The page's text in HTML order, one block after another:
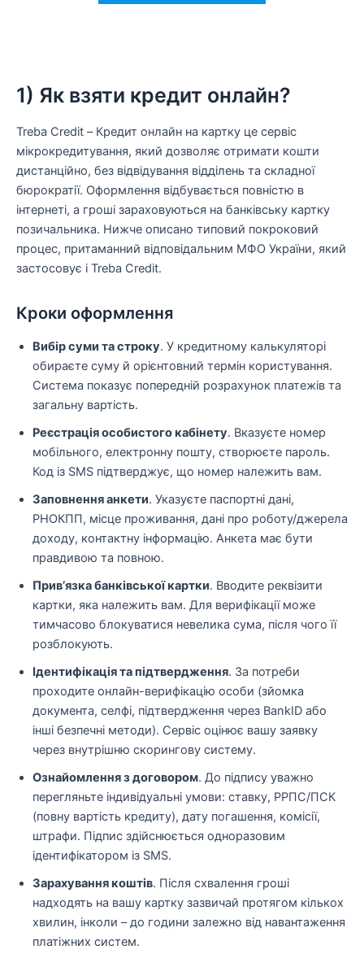
1) Як взяти кредит онлайн?
Treba Credit – Кредит онлайн на картку це сервіс
мікрокредитування, який дозволяє отримати кошти
дистанційно, без відвідування відділень та складної
бюрократії. Оформлення відбувається повністю в
інтернеті, а гроші зараховуються на банківську картку
позичальника. Нижче описано типовий покроковий
процес, притаманний відповідальним МФО України, який
застосовує і Treba Credit.
Кроки оформлення
Вибір суми та строку. У кредитному калькуляторі
обираєте суму й орієнтовний термін користування.
Система показує попередній розрахунок платежів та
загальну вартість.
Реєстрація особистого кабінету. Вказуєте номер
мобільного, електронну пошту, створюєте пароль.
Код із SMS підтверджує, що номер належить вам.
Заповнення анкети. Указуєте паспортні дані,
РНОКПП, місце проживання, дані про роботу/джерела
доходу, контактну інформацію. Анкета має бути
правдивою та повною.
Прив’язка банківської картки. Вводите реквізити
картки, яка належить вам. Для верифікації може
тимчасово блокуватися невелика сума, після чого її
розблокують.
Ідентифікація та підтвердження. За потреби
проходите онлайн-верифікацію особи (зйомка
документа, селфі, підтвердження через BankID або
інші безпечні методи). Сервіс оцінює вашу заявку
через внутрішню скорингову систему.
Ознайомлення з договором. До підпису уважно
перегляньте індивідуальні умови: ставку, РРПС/ПСК
(повну вартість кредиту), дату погашення, комісії,
штрафи. Підпис здійснюється одноразовим
ідентифікатором із SMS.
Зарахування коштів. Після схвалення гроші
надходять на вашу картку зазвичай протягом кількох
хвилин, інколи – до години залежно від навантаження
платіжних систем.